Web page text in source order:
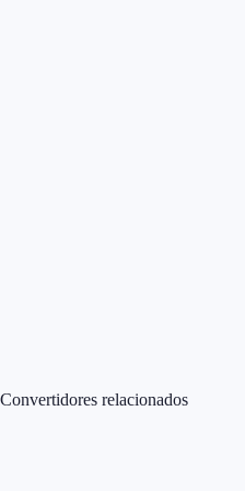
Convertidores relacionados